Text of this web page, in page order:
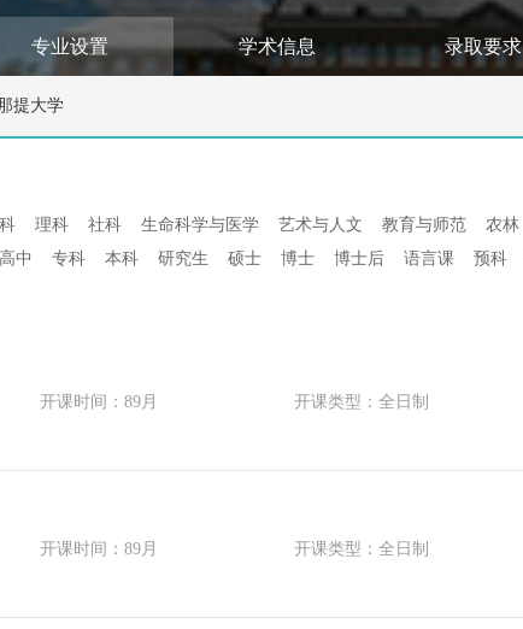
专业设置 学术信息 录取要求
提大学
理科 社科 生命科学与医学 艺术与人文 教育与师范 农林
高中 专科 本科 研究生 硕士 博士 博士后 语言课 预科
开课时间：89月
开课类型：全日制
开课时间：89月
开课类型：全日制